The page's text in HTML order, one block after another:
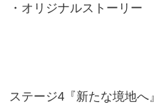
・オリジナルストーリー
ステージ4『新たな境地